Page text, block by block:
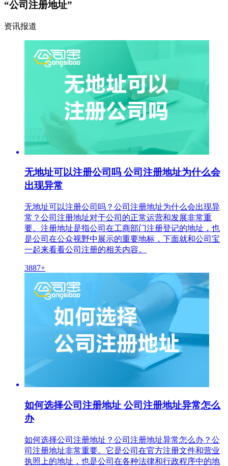
“公司注册地址”
资讯报道
无地址可以注册公司吗 公司注册地址为什么会
出现异常
无地址可以注册公司吗？公司注册地址为什么会出现异
常？公司注册地址对于公司的正常运营和发展非常重
要。注册地址是指公司在工商部门注册登记的地址，也
是公司在公众视野中展示的重要地标，下面就和公司宝
一起来看看公司注册的相关内容。
3887+
如何选择公司注册地址 公司注册地址异常怎么
办
如何选择公司注册地址？公司注册地址异常怎么办？公
司注册地址非常重要。它是公司在官方注册文件和营业
执照上的地址，也是公司在各种法律和行政程序中的地